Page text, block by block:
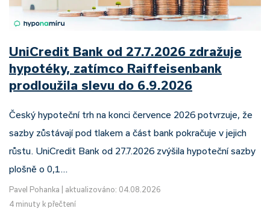
UniCredit Bank od 27.7.2026 zdražuje
hypotéky, zatímco Raiffeisenbank
prodloužila slevu do 6.9.2026
Český hypoteční trh na konci července 2026 potvrzuje, že
sazby zůstávají pod tlakem a část bank pokračuje v jejich
růstu. UniCredit Bank od 27.7.2026 zvýšila hypoteční sazby
plošně o 0,1…
Pavel Pohanka
aktualizováno: 04.08.2026
4 minuty k přečtení